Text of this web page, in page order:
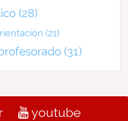
(28)
(21)
(31)
youtube